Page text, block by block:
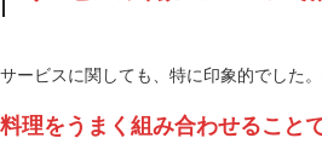
サービスに関しても、特に印象的でした
料理をうまく組み合わせること